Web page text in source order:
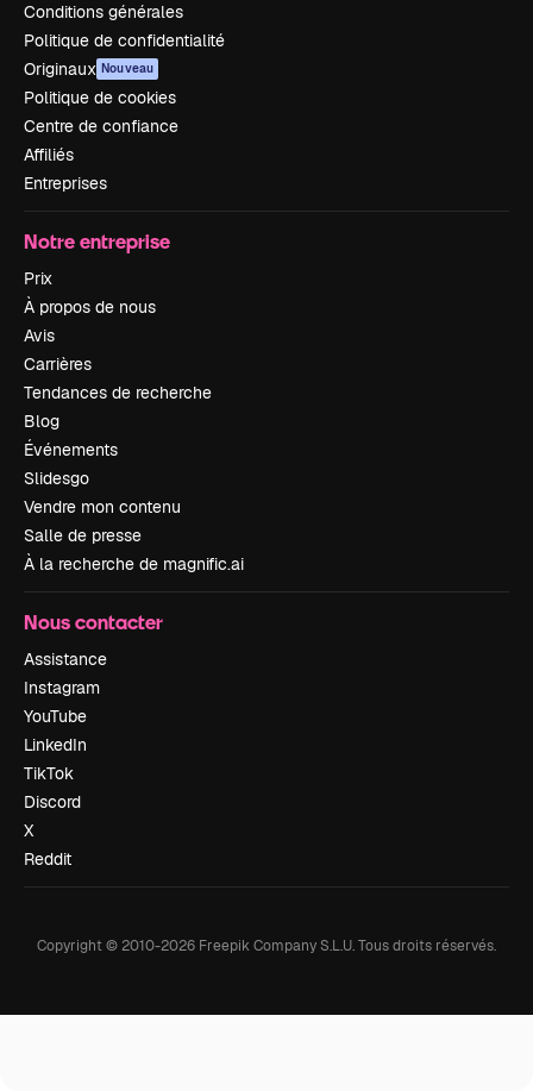
Conditions générales
Politique de confidentialité
Originaux Nouveau
Politique de cookies
Centre de confiance
Affiliés
Entreprises
Notre entreprise
Prix
À propos de nous
Avis
Carrières
Tendances de recherche
Blog
Événements
Slidesgo
Vendre mon contenu
Salle de presse
À la recherche de magnific.ai
Nous contacter
Assistance
Instagram
YouTube
LinkedIn
TikTok
Discord
X
Reddit
Copyright © 2010-2026 Freepik Company S.L.U.Tous droits réservés.